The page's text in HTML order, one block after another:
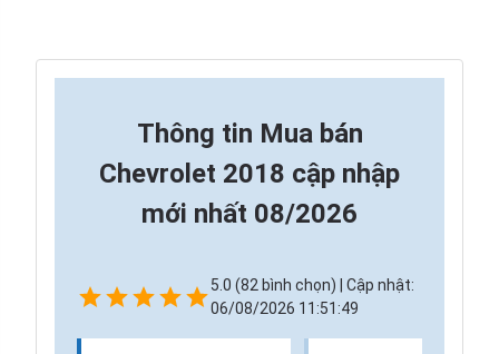
Thông tin Mua bán
Chevrolet 2018 cập nhập
mới nhất 08/2026
5.0 (82 bình chọn) | Cập nhật:
06/08/2026 11:51:49